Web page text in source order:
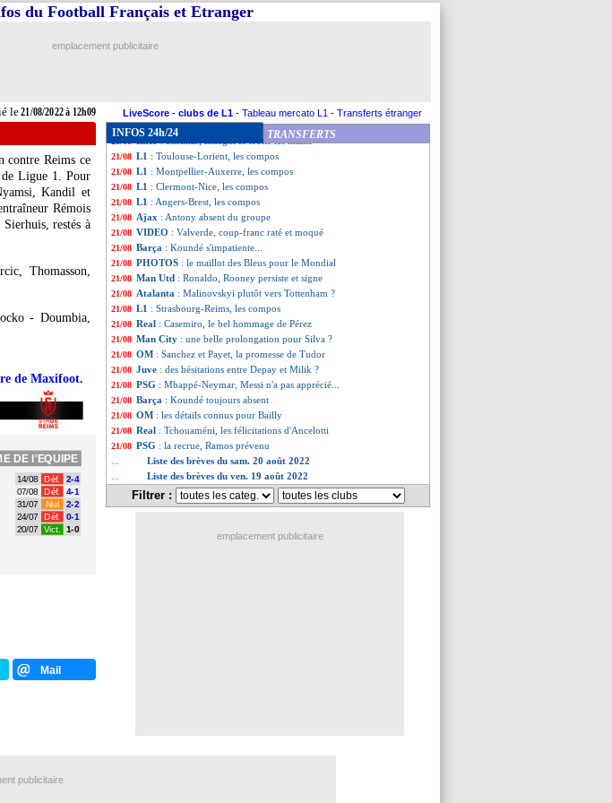
le21/08/2022 à 12h09
du Football Français et Etranger
emplacement publicitaire
LiveScore - clubs de L1 - Tableau mercato L1 - Transferts étranger
contre Reims ce
Ligue 1. Pour
Kandil et
Rémois
restés à
Thomasson,
- Doumbia,
de Maxifoot.
DE l'EQUIPE
14/08 Déf.
2-4
07/08
Déf. 4-1
31/07 Nul 2-2
24/07 Déf.
0-1
20/07
Vict. 1-0
Mail
INFOS 24h/24 TRANSFERTS
21/08 Juve: Allegri va réintégrer Rabiot
21/08 L1: Rennes-Ajaccio, les compos
21/08 VIDEO
21/08 L1: Strasbourg 1-1 Reims (fini)
21/08 Lille: Bayo écarté pour un écart de conduite
: Skriniar, Inzaghi se frotte les mains
21/08 L1 : Toulouse-Lorient, les compos
21/08 L1 : Montpellier-Auxerre, les compos
21/08 L1 : Clermont-Nice, les compos
21/08 L1 : Angers-Brest, les compos
21/08 Ajax : Antony absent du groupe
21/08 VIDEO : Valverde, coup-franc raté et moqué
21/08 Barça : Koundé s'impatiente...
21/08 PHOTOS : le maillot des Bleus pour le Mondial
21/08 Man Utd : Ronaldo, Rooney persiste et signe
21/08 Atalanta : Malinovskyi plutôt vers Tottenham ?
21/08 L1 : Strasbourg-Reims, les compos
21/08 Real : Casemiro, le bel hommage de Pérez
21/08 Man City : une belle prolongation pour Silva ?
21/08 OM : Sanchez et Payet, la promesse de Tudor
21/08 Juve : des hésitations entre Depay et Milik ?
21/08 PSG : Mbappé-Neymar, Messi n'a pas apprécié...
21/08 Barça : Koundé toujours absent
21/08 OM : les détails connus pour Bailly
21/08 Real : Tchouaméni, les félicitations d'Ancelotti
21/08 PSG : la recrue, Ramos prévenu
Liste des brèves du sam. 20 août 2022
Liste des brèves du ven. 19 août 2022
Filtrer :
emplacement publicitaire
publicitaire